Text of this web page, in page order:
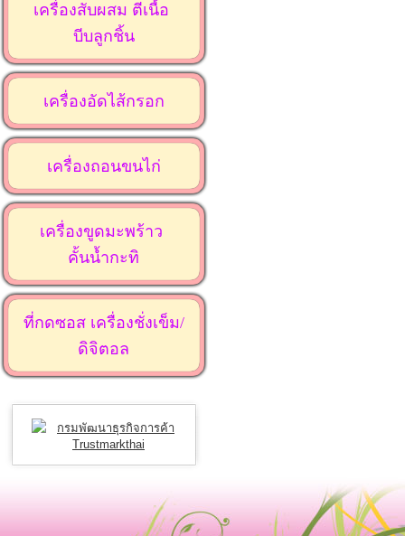
เครื่องสับผสม ตีเนื้อ
บีบลูกชิ้น
เครื่องอัดไส้กรอก
เครื่องถอนขนไก่
เครื่องขูดมะพร้าว
คั้นน้ำกะทิ
ที่กดซอส เครื่องชั่งเข็ม/
ดิจิตอล